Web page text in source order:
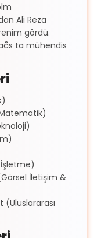
Ali Reza
gördü.
ta mühendis
İletişim &